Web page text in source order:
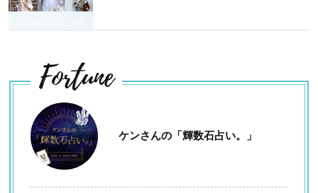
Fortune
ケンさんの「輝数石占い。」